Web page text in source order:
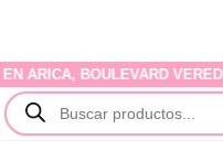
BOULEVARD VEREDA